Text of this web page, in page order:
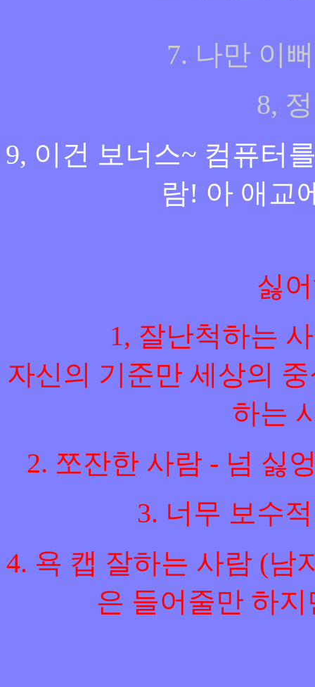
7. 나만 이
8,
9, 이건 보너스~ 컴퓨터
람! 아 애교
싫
1, 잘난척하는
자신의 기준만 세상의
하는
2. 쪼잔한 사람 - 넘 싫
3. 너무 보수
4. 욕 캡 잘하는 사람 (남
은 들어줄만 하